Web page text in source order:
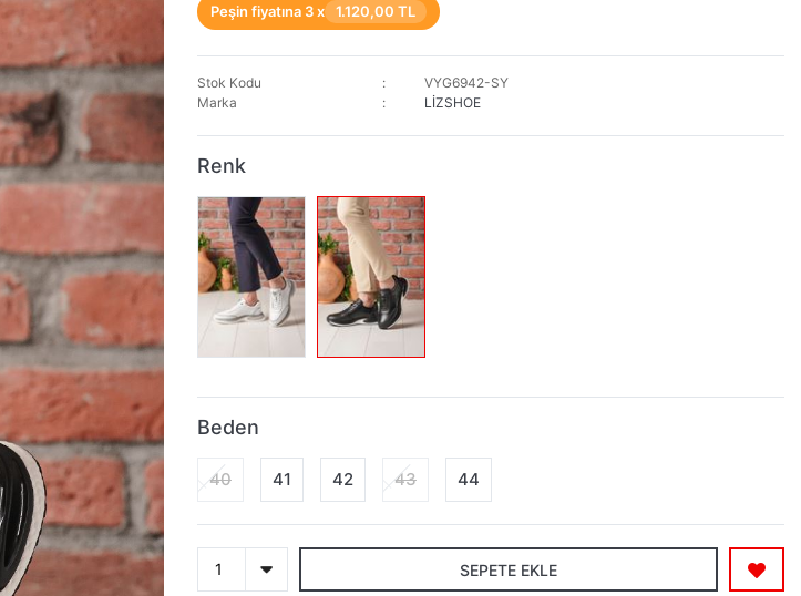
Peşin fiyatına 3 x 1.120,00 TL
Stok Kodu
VYG6942-SY
Marka
LİZSHOE
Renk
Beden
40 41 42 43 44
SEPETE EKLE